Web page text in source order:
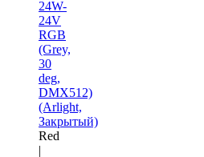
24W-
24V
RGB
(Grey,
30
deg,
DMX512)
(Arlight,
Закрытый)
Red
|